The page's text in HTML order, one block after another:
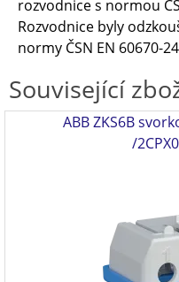
rozvodnice s normou
Rozvodnice byly
normy ČSN EN 60670-
Související
ABB ZKS6B
/